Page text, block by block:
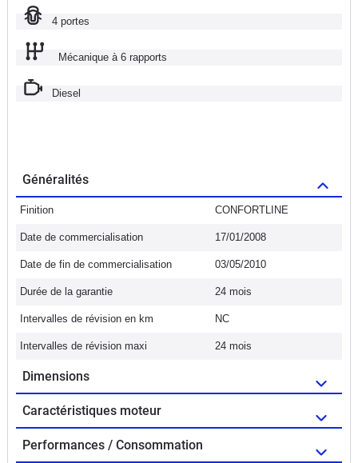
4 portes
Mécanique à 6 rapports
Diesel
Généralités
Finition CONFORTLINE
Date de commercialisation 17/01/2008
Date de fin de commercialisation 03/05/2010
Durée de la garantie 24 mois
Intervalles de révision en km NC
Intervalles de révision maxi 24 mois
Dimensions
Caractéristiques moteur
Performances / Consommation